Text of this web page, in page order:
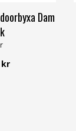
Dam
kr